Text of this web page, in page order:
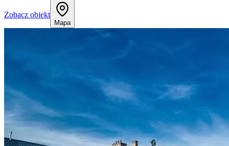
Zobacz obiekt
Mapa